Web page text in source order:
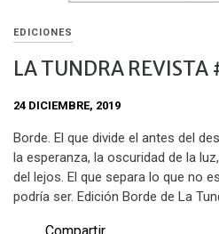
EDICIONES
LA TUNDRA
24 DICIEMBRE, 2019
Borde. El que divide el antes del
la esperanza, la oscuridad de la
del lejos. El que separa lo que no
podría ser. Edición Borde de La